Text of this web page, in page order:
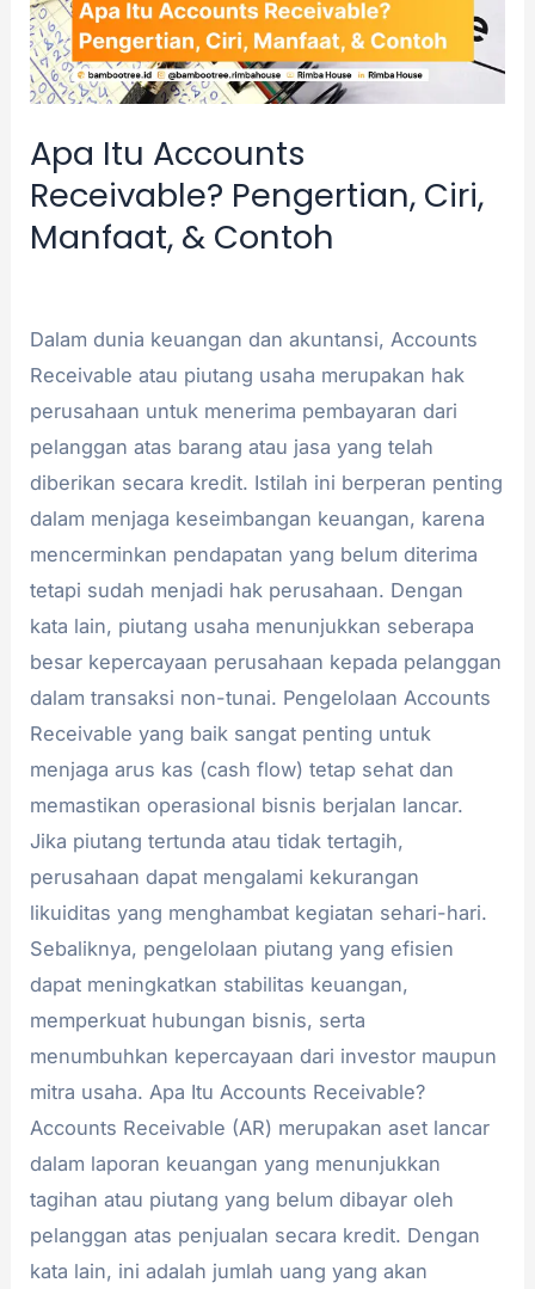
Apa Itu Accounts
Receivable? Pengertian, Ciri,
Manfaat, & Contoh
Dalam dunia keuangan dan akuntansi, Accounts
Receivable atau piutang usaha merupakan hak
perusahaan untuk menerima pembayaran dari
pelanggan atas barang atau jasa yang telah
diberikan secara kredit. Istilah ini berperan penting
dalam menjaga keseimbangan keuangan, karena
mencerminkan pendapatan yang belum diterima
tetapi sudah menjadi hak perusahaan. Dengan
kata lain, piutang usaha menunjukkan seberapa
besar kepercayaan perusahaan kepada pelanggan
dalam transaksi non-tunai. Pengelolaan Accounts
Receivable yang baik sangat penting untuk
menjaga arus kas (cash flow) tetap sehat dan
memastikan operasional bisnis berjalan lancar.
Jika piutang tertunda atau tidak tertagih,
perusahaan dapat mengalami kekurangan
likuiditas yang menghambat kegiatan sehari-hari.
Sebaliknya, pengelolaan piutang yang efisien
dapat meningkatkan stabilitas keuangan,
memperkuat hubungan bisnis, serta
menumbuhkan kepercayaan dari investor maupun
mitra usaha. Apa Itu Accounts Receivable?
Accounts Receivable (AR) merupakan aset lancar
dalam laporan keuangan yang menunjukkan
tagihan atau piutang yang belum dibayar oleh
pelanggan atas penjualan secara kredit. Dengan
kata lain, ini adalah jumlah uang yang akan
Manfaat,
&
Contoh